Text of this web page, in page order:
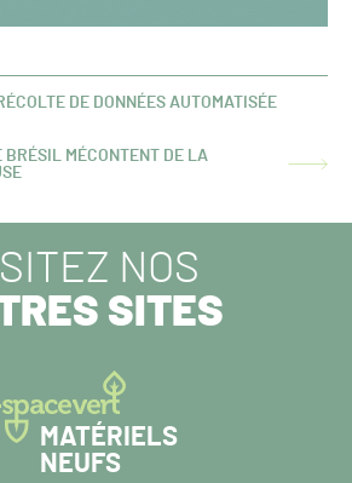
DE DONNÉES AUTOMATISÉE
BRÉSIL MÉCONTENT DE LA
NOS
SITES
MATÉRIELS
NEUFS